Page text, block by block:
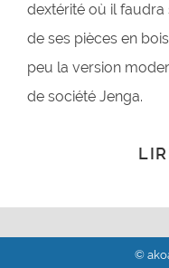
dextérité où il faudra
de ses pièces en
peu la version
de société Jenga.
©